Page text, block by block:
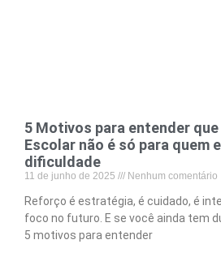
5 Motivos para entender
Escolar não é só para quem
dificuldade
11 de junho de 2025 Nenhum comentário
Reforço é estratégia, é cuidado, é
foco no futuro. E se você ainda tem
5 motivos para entender